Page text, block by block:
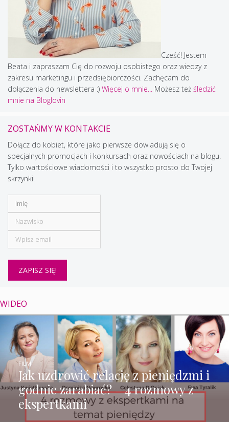
Cześć! Jestem
Beata i zapraszam Cię do rozwoju osobistego oraz wiedzy z
zakresu marketingu i przedsiębiorczości. Zachęcam do
dołączenia do newslettera :) Więcej o mnie... Możesz też śledzić
mnie na Bloglovin
ZOSTAŃMY W KONTAKCIE
Dołącz do kobiet, które jako pierwsze dowiadują się o
specjalnych promocjach i konkursach oraz nowościach na blogu.
Tylko wartościowe wiadomości i to wszystko prosto do Twojej
skrzynki!
WIDEO
Jak uzdrowić relację z pieniędzmi i
godnie zarabiać? – 4 rozmowy z
ekspertkami
FILM